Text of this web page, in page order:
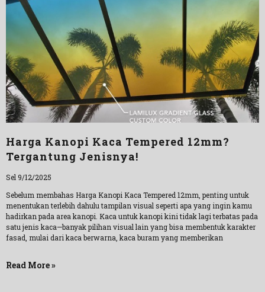
Harga Kanopi Kaca Tempered 12mm?
Tergantung Jenisnya!
Sel 9/12/2025
Sebelum membahas Harga Kanopi Kaca Tempered 12mm, penting untuk
menentukan terlebih dahulu tampilan visual seperti apa yang ingin kamu
hadirkan pada area kanopi. Kaca untuk kanopi kini tidak lagi terbatas pada
satu jenis kaca—banyak pilihan visual lain yang bisa membentuk karakter
fasad, mulai dari kaca berwarna, kaca buram yang memberikan
Read More »